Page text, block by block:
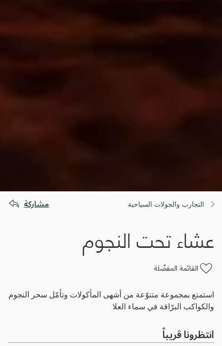
التجارب والجولات السياحية مشاركة
عشاء تحت النجوم
القائمة المفضّلة
استمتع بمجموعة متنوّعة من أشهى المأكولات وتأمّل سحر النجوم
والكواكب البرّاقة في سماء العلا
انتظرونا قريباً